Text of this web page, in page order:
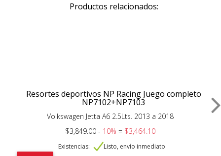
Productos relacionados:
Resortes deportivos NP Racing Juego completo
NP7102+NP7103
Volkswagen Jetta A6 2.5Lts. 2013 a 2018
$3,849.00 - 10%= $3,464.10
Existencias: Listo, envío inmediato